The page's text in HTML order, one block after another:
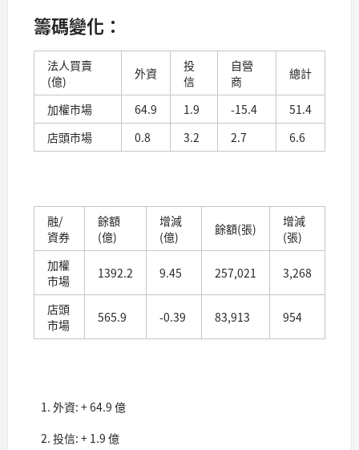
籌碼變化：
法人買賣
(億)
外資
投
信
自營
商
總計
加權市場 64.9 1.9 -15.4
51.4
店頭市場
0.8 3.2 2.7 6.6
融/
資券
餘額
(億)
增減
(億)
餘額(張)
增減
(張)
加權
市場
1392.2 9.45 257,021 3,268
店頭
市場
565.9 -0.39 83,913 954
外資: + 64.9 億
投信: + 1.9 億